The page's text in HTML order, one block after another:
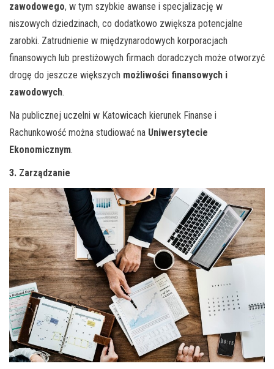
zawodowego, w tym szybkie awanse i specjalizację w
niszowych dziedzinach, co dodatkowo zwiększa potencjalne
zarobki. Zatrudnienie w międzynarodowych korporacjach
finansowych lub prestiżowych firmach doradczych może otworzyć
drogę do jeszcze większych możliwości finansowych i
zawodowych.
Na publicznej uczelni w Katowicach kierunek Finanse i
Rachunkowość można studiować na Uniwersytecie
Ekonomicznym.
3. Zarządzanie